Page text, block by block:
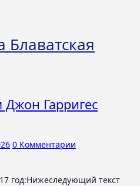
Блаватская
Гарригес
0 Комментарии